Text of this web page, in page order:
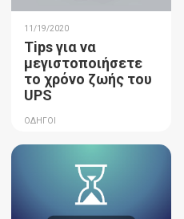
11/19/2020
Tips για να
μεγιστοποιήσετε
το χρόνο ζωής του
UPS
ΟΔΗΓΟΙ